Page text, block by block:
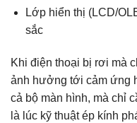
Lớp hiển thị (LCD/
sắc
Khi điện thoại bị rơi mà
ảnh hưởng tới cảm ứng
cả bộ màn hình, mà chỉ
là lúc kỹ thuật ép kính